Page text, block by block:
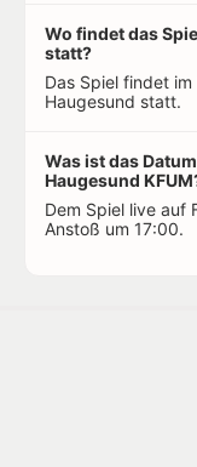
Wo findet das
statt?
Das Spiel findet
Haugesund statt.
Was ist das
Haugesund
Dem Spiel live auf
Anstoß um 17:00.